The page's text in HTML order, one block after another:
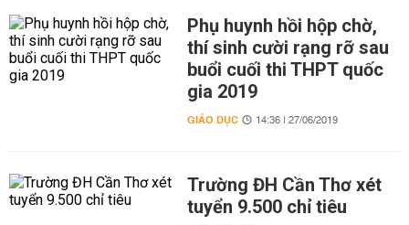
Phụ huynh hồi hộp chờ,
thí sinh cười rạng rỡ sau
buổi cuối thi THPT quốc
gia 2019
GIÁO DỤC 14:36 | 27/06/2019
Trường ĐH Cần Thơ xét
tuyển 9.500 chỉ tiêu